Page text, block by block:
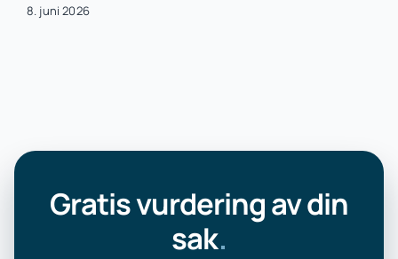
8. juni 2026
Gratis vurdering av din
sak.